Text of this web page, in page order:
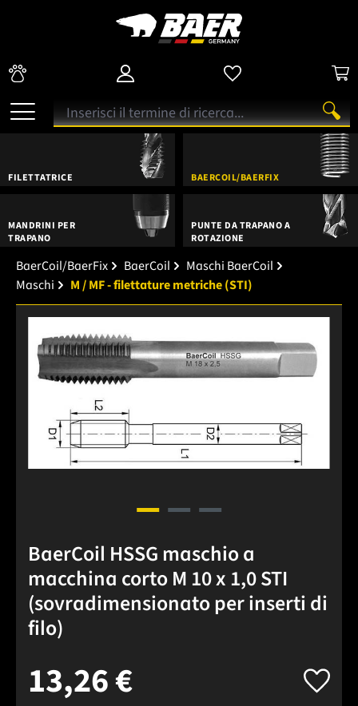
FILETTATRICE BAERCOIL/BAERFIX
MANDRINI PER
TRAPANO
PUNTE DA TRAPANO A
ROTAZIONE
BaerCoil/BaerFix BaerCoil
Maschi BaerCoil
Maschi
M / MF - filettature metriche (STI)
BaerCoil HSSG maschio a
macchina corto M 10 x 1,0 STI
(sovradimensionato per inserti di
filo)
13,26 €